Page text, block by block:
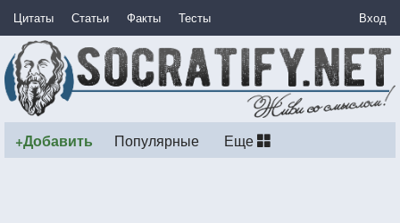
Цитаты Статьи Факты Тесты Вход
+Добавить Популярные Еще